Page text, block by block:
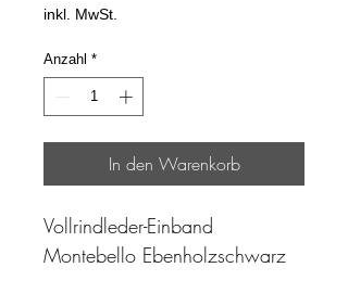
inkl. MwSt.
Anzahl *
In den Warenkorb
Vollrindleder-Einband
Montebello Ebenholzschwarz